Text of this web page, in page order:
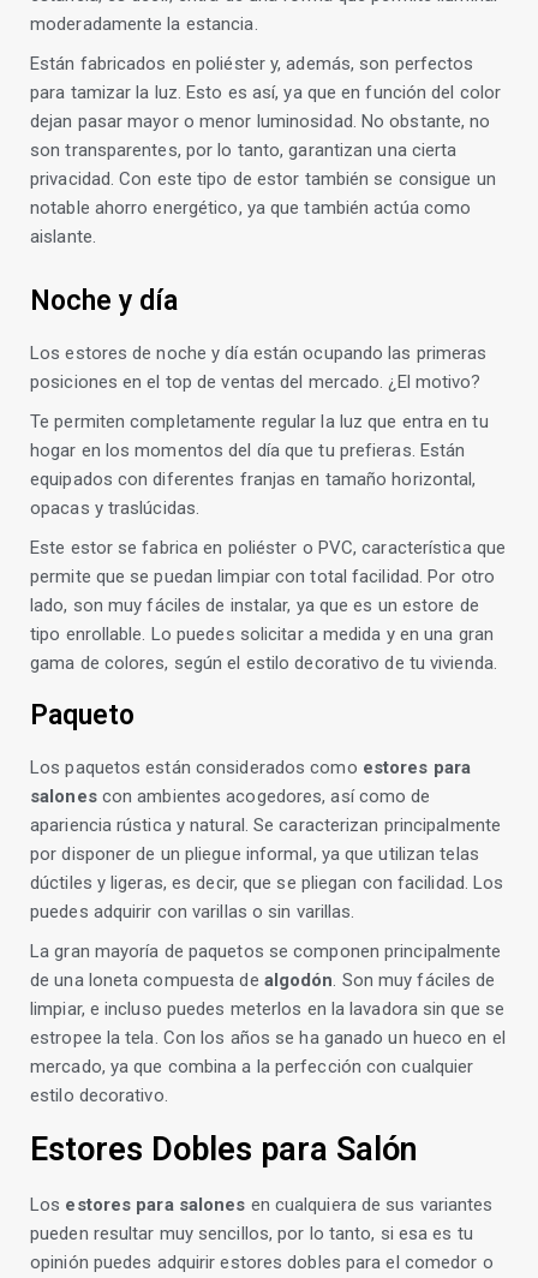
moderadamente la estancia.
Están fabricados en poliéster y, además, son perfectos
para tamizar la luz. Esto es así, ya que en función del color
dejan pasar mayor o menor luminosidad. No obstante, no
son transparentes, por lo tanto, garantizan una cierta
privacidad. Con este tipo de estor también se consigue un
notable ahorro energético, ya que también actúa como
aislante.
Noche y día
Los estores de noche y día están ocupando las primeras
posiciones en el top de ventas del mercado. ¿El motivo?
Te permiten completamente regular la luz que entra en tu
hogar en los momentos del día que tu prefieras. Están
equipados con diferentes franjas en tamaño horizontal,
opacas y traslúcidas.
Este estor se fabrica en poliéster o PVC, característica que
permite que se puedan limpiar con total facilidad. Por otro
lado, son muy fáciles de instalar, ya que es un estore de
tipo enrollable. Lo puedes solicitar a medida y en una gran
gama de colores, según el estilo decorativo de tu vivienda.
Paqueto
Los paquetos están considerados como estores para
salonescon ambientes acogedores, así como de
apariencia rústica y natural. Se caracterizan principalmente
por disponer de un pliegue informal, ya que utilizan telas
dúctiles y ligeras, es decir, que se pliegan con facilidad. Los
puedes adquirir con varillas o sin varillas.
La gran mayoría de paquetos se componen principalmente
de una loneta compuesta de algodón. Son muy fáciles de
limpiar, e incluso puedes meterlos en la lavadora sin que se
estropee la tela. Con los años se ha ganado un hueco en el
mercado, ya que combina a la perfección con cualquier
estilo decorativo.
Estores Dobles para Salón
Los estores para salones en cualquiera de sus variantes
pueden resultar muy sencillos, por lo tanto, si esa es tu
opinión puedes adquirir estores dobles para el comedor o